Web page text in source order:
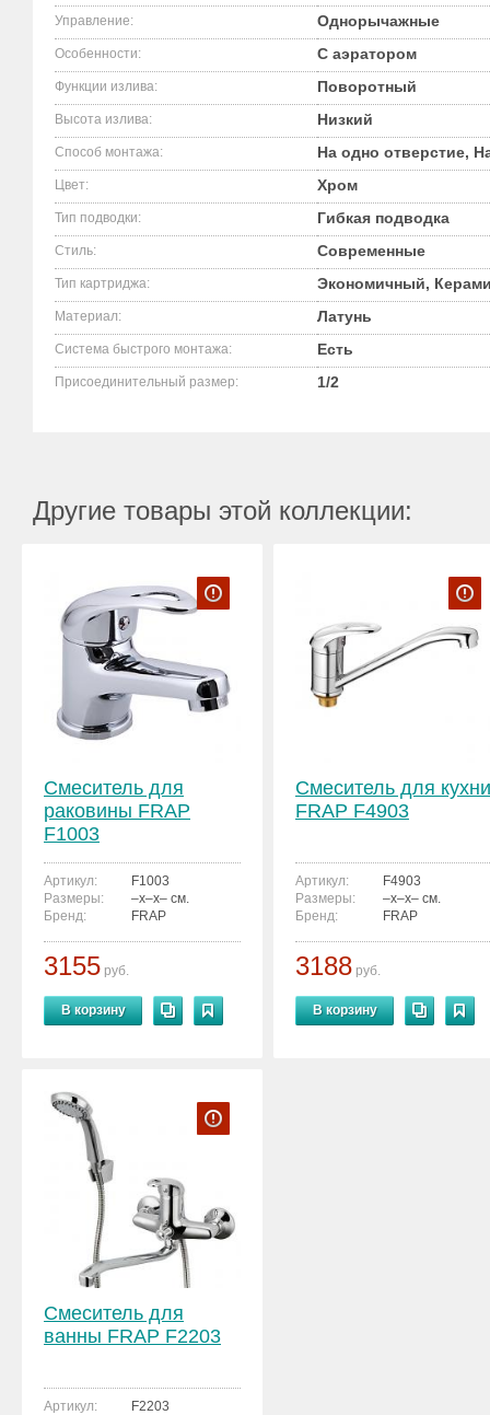
Управление: Однорычажные
Особенности: С аэратором
Функции излива: Поворотный
Высота излива: Низкий
Способ монтажа: На одно отверстие,
Цвет: Хром
Тип подводки: Гибкая подводка
Стиль: Современные
Тип картриджа: Экономичный,
Материал: Латунь
Система быстрого монтажа: Есть
Присоединительный размер: 1/2
Другие товары этой коллекции:
Смеситель для
раковины FRAP
F1003
Артикул:
F1003
Размеры:
–x–x– см.
Бренд:
FRAP
3155 руб.
В корзину
Смеситель для кухни
FRAP F4903
Артикул:
F4903
Размеры:
–x–x– см.
Бренд:
FRAP
3188 руб.
В корзину
Смеситель для
ванны FRAP F2203
Артикул:
F2203